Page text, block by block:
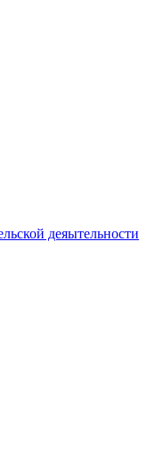
деяытельности